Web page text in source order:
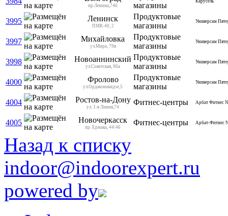
пр.Ленина,74б
магазины
3995 Ленинск
ПМК-40, 2
Продуктовые
магазины
Универсам
3997 Михайловка
ул.Мира, 79в
Продуктовые
магазины
Универсам
3998 Новоаннинский
ул.Советская, 96а
Продуктовые
магазины
Универсам
4000 Фролово
ул.Орджоникидзе,5
Продуктовые
магазины
Универсам
4004 Ростов-на-Дону
ул. 1-я Линия,74
Фитнес-центры Арбат Фитнес
4005 Новочеркасск
пр. Ермака, 44/46
Фитнес-центры Арбат-Фитнес
Назад к списку
indoor@indoorexpert.ru
powered by